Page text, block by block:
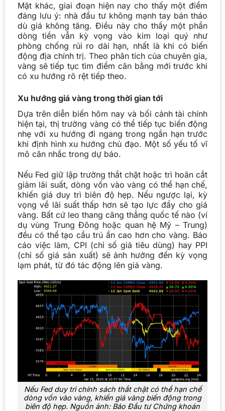
Mặt khác, giai đoạn hiện nay cho thấy một điểm
đáng lưu ý: nhà đầu tư không mạnh tay bán tháo
dù giá không tăng. Điều này cho thấy một phần
dòng tiền vẫn kỳ vọng vào kim loại quý như
phòng chống rủi ro dài hạn, nhất là khi có biến
động địa chính trị. Theo phân tích của chuyên gia,
vàng sẽ tiếp tục tìm điểm cân bằng mới trước khi
có xu hướng rõ rệt tiếp theo.
Xu hướng giá vàng trong thời gian tới
Dựa trên diễn biến hôm nay và bối cảnh tài chính
hiện tại, thị trường vàng có thể tiếp tục biến động
nhẹ với xu hướng đi ngang trong ngắn hạn trước
khi định hình xu hướng chủ đạo. Một số yếu tố vĩ
mô cân nhắc trong dự báo.
Nếu Fed giữ lập trường thắt chặt hoặc trì hoãn cắt
giảm lãi suất, dòng vốn vào vàng có thể hạn chế,
khiến giá duy trì biên độ hẹp. Nếu ngược lại, kỳ
vọng về lãi suất thấp hơn sẽ tạo lực đẩy cho giá
vàng. Bất cứ leo thang căng thẳng quốc tế nào (ví
dụ vùng Trung Đông hoặc quan hệ Mỹ – Trung)
đều có thể tạo cầu trú ẩn cao hơn cho vàng. Báo
cáo việc làm, CPI (chỉ số giá tiêu dùng) hay PPI
(chỉ số giá sản xuất) sẽ ảnh hưởng đến kỳ vọng
lạm phát, từ đó tác động lên giá vàng.
Nếu Fed duy trì chính sách thắt chặt có thể hạn chế
dòng vốn vào vàng, khiến giá vàng biến động trong
biên độ hẹp. Nguồn ảnh: Báo Đầu tư Chứng khoán